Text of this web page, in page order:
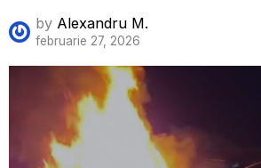
by Alexandru M.
februarie 27, 2026